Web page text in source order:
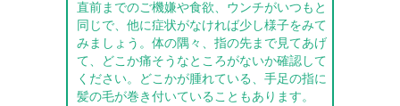
直前までのご機嫌や食欲、ウンチがいつもと
同じで、他に症状がなければ少し様子をみて
みましょう。体の隅々、指の先まで見てあげ
て、どこか痛そうなところがないか確認して
ください。どこかが腫れている、手足の指に
髪の毛が巻き付いていることもあります。